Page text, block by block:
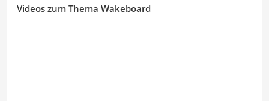
Videos zum Thema Wakeboard